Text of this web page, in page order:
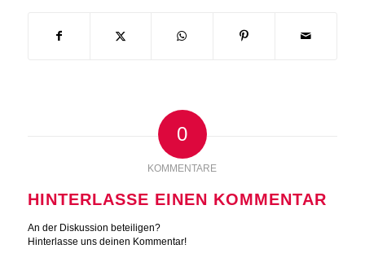
0
KOMMENTARE
HINTERLASSE EINEN KOMMENTAR
An der Diskussion beteiligen?
Hinterlasse uns deinen Kommentar!